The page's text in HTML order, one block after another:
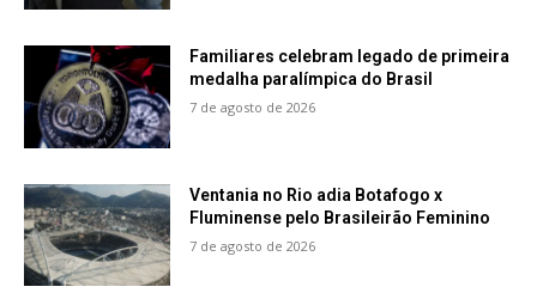
Familiares celebram legado de primeira
medalha paralímpica do Brasil
7 de agosto de 2026
Ventania no Rio adia Botafogo x
Fluminense pelo Brasileirão Feminino
7 de agosto de 2026